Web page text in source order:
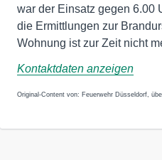
war der Einsatz gegen 6.00
die Ermittlungen zur
Wohnung ist zur Zeit nicht
Kontaktdaten anzeigen
Original-Content von: Feuerwehr Düsseldorf,